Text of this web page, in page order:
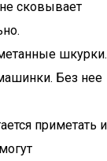
сковывает
шкурки.
Без нее
приметать и